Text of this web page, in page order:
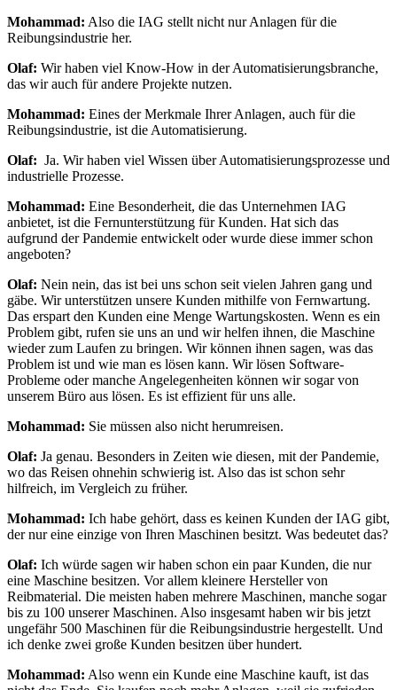
Mohammad: Also die IAG stellt nicht nur Anlagen für die
Reibungsindustrie her.
Olaf: Wir haben viel Know-How in der Automatisierungsbranche,
das wir auch für andere Projekte nutzen.
Mohammad: Eines der Merkmale Ihrer Anlagen, auch für die
Reibungsindustrie, ist die Automatisierung.
Olaf: Ja. Wir haben viel Wissen über Automatisierungsprozesse und
industrielle Prozesse.
Mohammad: Eine Besonderheit, die das Unternehmen IAG
anbietet, ist die Fernunterstützung für Kunden. Hat sich das
aufgrund der Pandemie entwickelt oder wurde diese immer schon
angeboten?
Olaf: Nein nein, das ist bei uns schon seit vielen Jahren gang und
gäbe. Wir unterstützen unsere Kunden mithilfe von Fernwartung.
Das erspart den Kunden eine Menge Wartungskosten. Wenn es ein
Problem gibt, rufen sie uns an und wir helfen ihnen, die Maschine
wieder zum Laufen zu bringen. Wir können ihnen sagen, was das
Problem ist und wie man es lösen kann. Wir lösen Software-
Probleme oder manche Angelegenheiten können wir sogar von
unserem Büro aus lösen. Es ist effizient für uns alle.
Mohammad: Sie müssen also nicht herumreisen.
Olaf: Ja genau. Besonders in Zeiten wie diesen, mit der Pandemie,
wo das Reisen ohnehin schwierig ist. Also das ist schon sehr
hilfreich, im Vergleich zu früher.
Mohammad: Ich habe gehört, dass es keinen Kunden der IAG gibt,
der nur eine einzige von Ihren Maschinen besitzt. Was bedeutet das?
Olaf: Ich würde sagen wir haben schon ein paar Kunden, die nur
eine Maschine besitzen. Vor allem kleinere Hersteller von
Reibmaterial. Die meisten haben mehrere Maschinen, manche sogar
bis zu 100 unserer Maschinen. Also insgesamt haben wir bis jetzt
ungefähr 500 Maschinen für die Reibungsindustrie hergestellt. Und
ich denke zwei große Kunden besitzen über hundert.
Mohammad: Also wenn ein Kunde eine Maschine kauft, ist das